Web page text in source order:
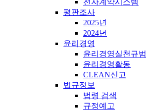
전자계약시스템
평판조사
2025년
2024년
윤리경영
윤리경영실천규범
윤리경영활동
CLEAN신고
법규정보
법령 검색
규정예고